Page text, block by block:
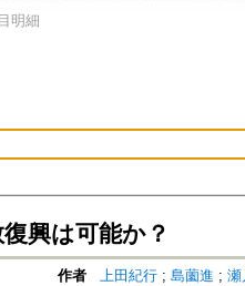
明細
興は可能か？
作者 上田紀行 ; 島薗進 ; 瀬